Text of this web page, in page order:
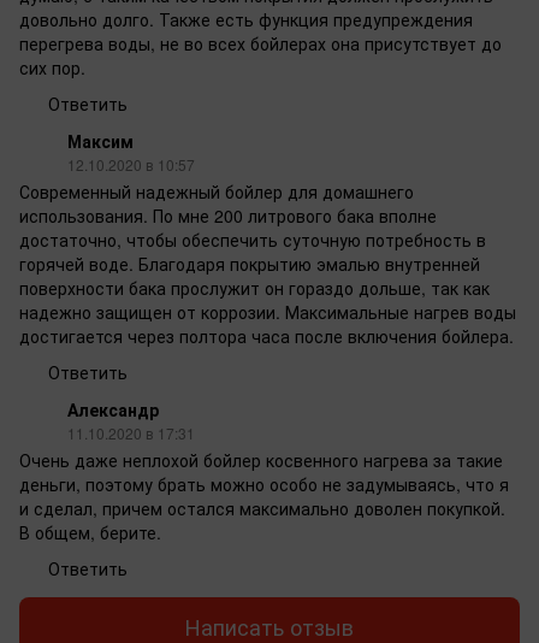
довольно долго. Также есть функция предупреждения
перегрева воды, не во всех бойлерах она присутствует до
сих пор.
Ответить
Максим
12.10.2020 в 10:57
Современный надежный бойлер для домашнего
использования. По мне 200 литрового бака вполне
достаточно, чтобы обеспечить суточную потребность в
горячей воде. Благодаря покрытию эмалью внутренней
поверхности бака прослужит он гораздо дольше, так как
надежно защищен от коррозии. Максимальные нагрев воды
достигается через полтора часа после включения бойлера.
Ответить
Александр
11.10.2020 в 17:31
Очень даже неплохой бойлер косвенного нагрева за такие
деньги, поэтому брать можно особо не задумываясь, что я
и сделал, причем остался максимально доволен покупкой.
В общем, берите.
Ответить
Написать отзыв